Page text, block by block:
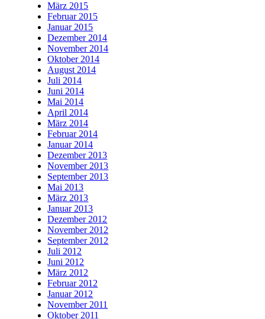
März 2015
Februar 2015
Januar 2015
Dezember 2014
November 2014
Oktober 2014
August 2014
Juli 2014
Juni 2014
Mai 2014
April 2014
März 2014
Februar 2014
Januar 2014
Dezember 2013
November 2013
September 2013
Mai 2013
März 2013
Januar 2013
Dezember 2012
November 2012
September 2012
Juli 2012
Juni 2012
März 2012
Februar 2012
Januar 2012
November 2011
Oktober 2011